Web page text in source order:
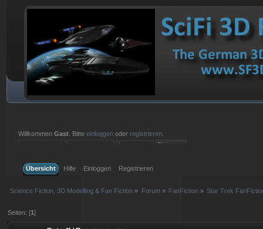
WillkommenGast . Bitteeinloggen oder registrieren
Übersicht
Hilfe Einloggen Registrieren
Science Fiction, 3D Modelling & Fan Fiction » Forum» FanFiction » Star Trek
Seiten: [1]